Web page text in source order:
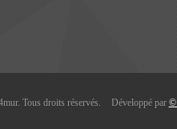
Tous droits réservés. Développé par ©